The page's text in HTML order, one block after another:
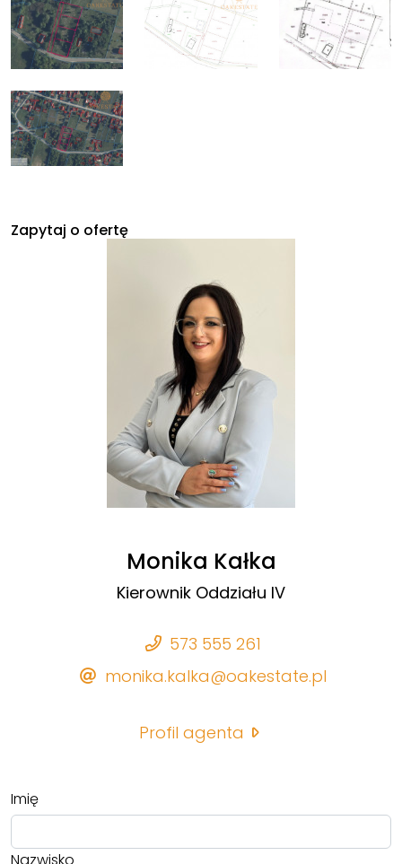
Zapytaj o ofertę
Monika Kałka
Kierownik Oddziału IV
573 555 261
monika.kalka@oakestate.pl
Profil agenta
Imię
Nazwisko